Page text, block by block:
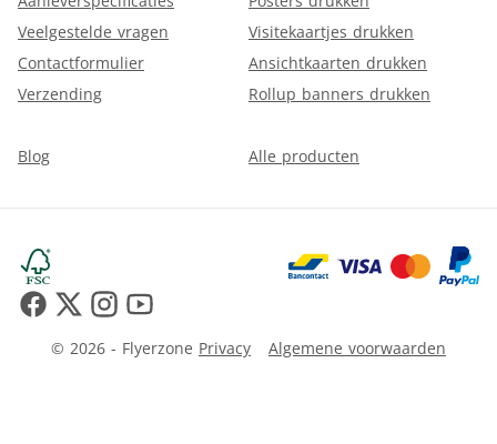
Veelgestelde vragen
Contactformulier
Verzending
Blog
Visitekaartjes drukken
Ansichtkaarten drukken
Rollup banners drukken
Alle producten
© 2026 - Flyerzone Privacy Algemene voorwaarden